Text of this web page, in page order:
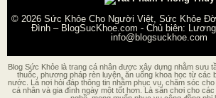
© 2026 Sức Khỏe Cho Người Việt, Sức Khỏe
Đình – BlogSucKhoe.com - Chủ biên:
info@blogsuckhoe.com
Blog Sức Khỏe là trang cá nhân được xây dựng nhằm sưu
thuốc, phương pháp rèn luyện, ăn uống khoa học từ các
nước. Là nơi hỏi đáp thông tin nhằm phục vụ, chăm sóc
cá nhân và gia đình ngày một tốt hơn. Là sân chơi cho